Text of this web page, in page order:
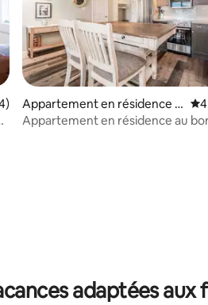
4,74 sur 5
moyenne sur la base de 74
Appartement en résidence ⋅
Harrison Hot Springs
Appartement en résidence au
adaptées aux